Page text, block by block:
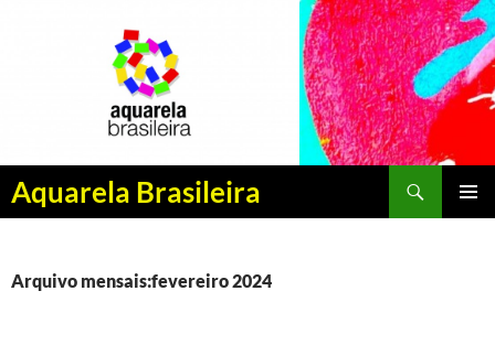
Aquarela Brasileira
Pesquisar
PULAR
CONTEÚDO
Arquivo mensais:fevereiro 2024